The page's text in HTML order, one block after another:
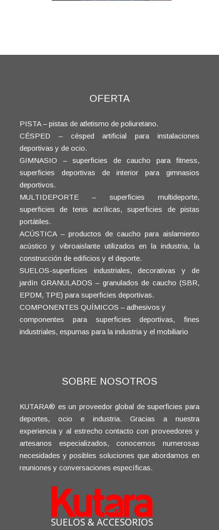
OFERTA
PISTA – pistas de atletismo de poliuretano.
CÉSPED – césped artificial para instalaciones
deportivas y de ocio.
GIMNASIO – superficies de caucho para fitness,
superficies deportivas de interior para gimnasios
deportivos.
MULTIDEPORTE – superficies multideporte,
superficies de tenis acrílicas, superficies de pistas
portátiles.
ACÚSTICA – productos de caucho para aislamiento
acústico y vibroaislante utilizados en la industria, la
construcción de edificios y el deporte.
SUELOS-superficies industriales, decorativas y de
jardín GRANULADOS – granulados de caucho (SBR,
EPDM, TPE) para superficies deportivas.
COMPONENTES QUÍMICOS – adhesivos y
componentes para superficies deportivas, fines
industriales, espumas para la industria y el mobiliario
SOBRE NOSOTROS
KUTARA® es un proveedor global de superficies para
deportes, ocio e industria. Gracias a nuestra
experiencia y al estrecho contacto con proveedores y
artesanos especializados, conocemos numerosas
necesidades y posibles soluciones que abordamos en
reuniones y conversaciones específicas.